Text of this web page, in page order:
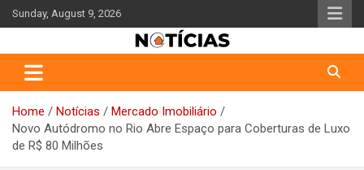
Sunday, August 9, 2026
Jornal Imóvelp
Portal de Notícias do Corretor de Imóveis
Home Notícias
Mercado Imobiliário
Novo Autódromo no Rio Abre Espaço para Coberturas de Luxo
de R$ 80 Milhões